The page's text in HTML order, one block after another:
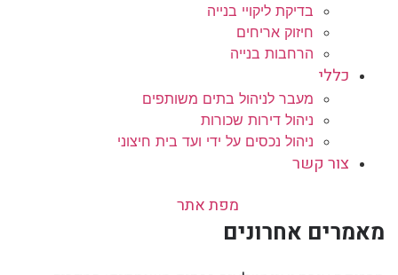
בדיקת ליקויי בנייה
חיזוק אריחים
הרחבות בנייה
כללי
מעבר לניהול בתים משותפים
ניהול דירות שכורות
ניהול נכסים על ידי ועד בית חיצוני
צור קשר
מפת אתר
מאמרים אחרונים